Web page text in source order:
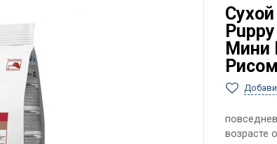
Мини
возрасте